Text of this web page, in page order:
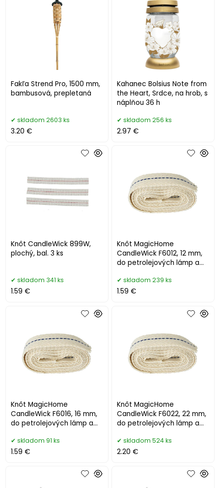
Fakľa Strend Pro, 1500 mm,
bambusová, prepletaná
skladom 2603 ks
3.20 €
Kahanec Bolsius Note from
the Heart, Srdce, na hrob, s
náplňou 36 h
skladom 256 ks
2.97 €
Knôt CandleWick 899W,
plochý, bal. 3 ks
skladom 341 ks
1.59 €
Knôt MagicHome
CandleWick F6012, 12 mm,
do petrolejových lámp a
skladom 239 ks
1.59 €
Knôt MagicHome
CandleWick F6016, 16 mm,
do petrolejových lámp a
skladom 91 ks
1.59 €
Knôt MagicHome
CandleWick F6022, 22 mm,
do petrolejových lámp a
skladom 524 ks
2.20 €